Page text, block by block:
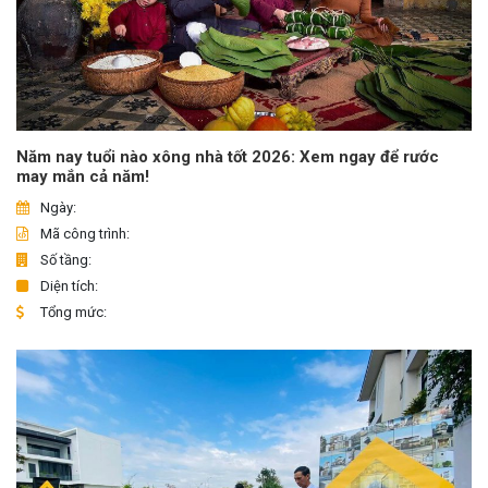
Năm nay tuổi nào xông nhà tốt 2026: Xem ngay để rước
may mắn cả năm!
Ngày:
Mã công trình:
Số tầng:
Diện tích:
Tổng mức: